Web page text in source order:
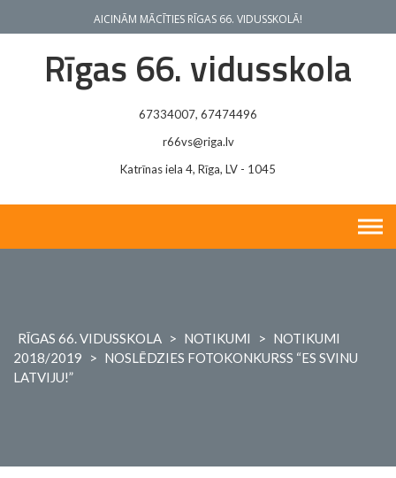
AICINĀM MĀCĪTIES RĪGAS 66. VIDUSSKOLĀ!
Rīgas 66. vidusskola
67334007, 67474496
r66vs@riga.lv
Katrīnas iela 4, Rīga, LV - 1045
RĪGAS 66. VIDUSSKOLA > NOTIKUMI > NOTIKUMI
2018/2019
> NOSLĒDZIES FOTOKONKURSS “ES SVINU
LATVIJU!”